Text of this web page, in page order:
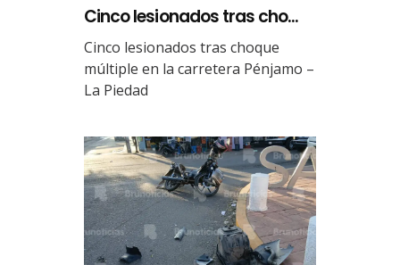
Cinco lesionados tras cho...
Cinco lesionados tras choque
múltiple en la carretera Pénjamo –
La Piedad